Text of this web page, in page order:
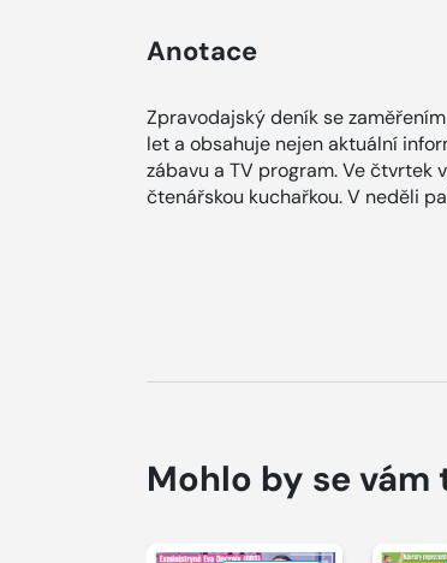
Anotace
Zpravodajský deník se
let a obsahuje nejen aktuální
zábavu a TV program. Ve čtvrtek
čtenářskou kuchařkou. V neděli
Mohlo by se